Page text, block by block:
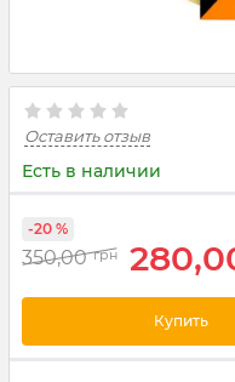
Оставить отзыв
Есть в наличии
350,00 грн
-20 %
Купить